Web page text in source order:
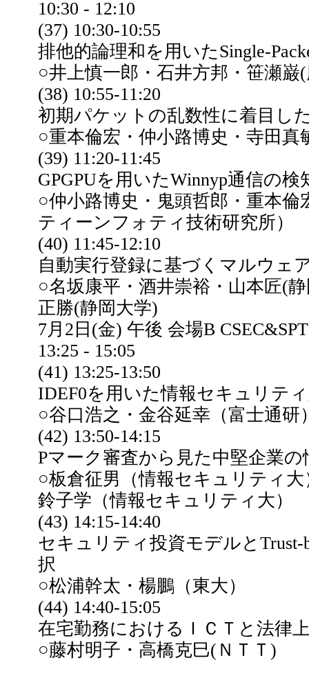
10:30 - 12:10
(37) 10:30-10:55
排他的論理和を用いたSingle-
○井上慎一郎・石井方邦・笹瀬巌
(38) 10:55-11:20
初期パケットの乱数性に着目し
○重本倫宏・仲小路博史・寺田真
(39) 11:20-11:45
GPGPUを用いたWinnyp通信の
○仲小路博史・鬼頭哲郎・重本
ティーンフォティ技術研究所）
(40) 11:45-12:10
自動実行登録に基づくマルウェ
○名坂康平・酒井崇裕・山本匠(
正勝(静岡大学)
7月2日(金) 午後 会場B CSEC&SPT
13:25 - 15:05
(41) 13:25-13:50
IDEF0を用いた情報セキュリテ
○谷口浩之・金谷延幸（富士通
(42) 13:50-14:15
Pマーク審査から見た中堅企業
○板倉征男（情報セキュリティ
鈴子学（情報セキュリティ大）
(43) 14:15-14:40
セキュリティ投資モデルと
択
○松浦幹太・楊鵬（東大）
(44) 14:40-15:05
在宅勤務におけるＩＣＴと法律
○藤村明子・高橋克巳(ＮＴＴ)